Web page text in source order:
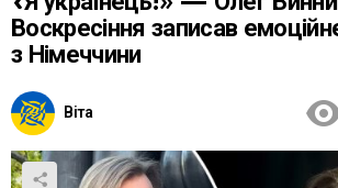
Воскресіння записав
з Німеччини
Віта